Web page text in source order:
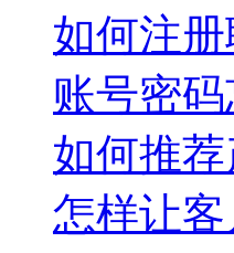
如何注
账号密
如何推荐
怎样让